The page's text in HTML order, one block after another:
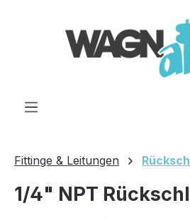
Fittinge & Leitungen
1/4" NPT